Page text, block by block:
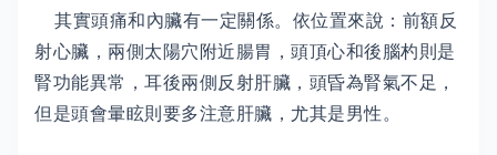
其實頭痛和內臟有一定關係。依位置來說：前額反
射心臟，兩側太陽穴附近腸胃，頭頂心和後腦杓則是
腎功能異常，耳後兩側反射肝臟，頭昏為腎氣不足，
但是頭會暈眩則要多注意肝臟，尤其是男性。